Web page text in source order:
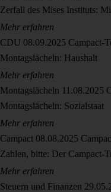
Zerfall des Mises Instituts:
Mehr erfahren
CDU 08.09.2025 Campact-
Montagslächeln: Haushalt
Mehr erfahren
Montagslächeln 11.08.2025
Montagslächeln: Sozialstaat
Mehr erfahren
Campact 08.08.2025
Zahlen, bitte: Der Campact-
Mehr erfahren
Steuern und Finanzen